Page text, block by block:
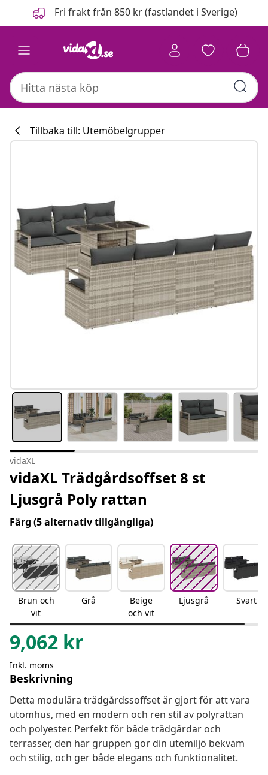
FöregåendeFri frakt från 850 kr (fastlandet i Sverige)
Tillbaka till: Utemöbelgrupper
vidaXL
vidaXL Trädgårdsoffset 8 st
Ljusgrå Poly rattan
Färg (5 alternativ tillgängliga)
Brun och
vit
Grå
Beige
och vit
Ljusgrå Svart
9,062 kr
Inkl. moms
Beskrivning
Detta modulära trädgårdssoffset är gjort för att vara
utomhus, med en modern och ren stil av polyrattan
och polyester. Perfekt för både trädgårdar och
terrasser, den här gruppen gör din utemiljö bekväm
och stilig, och ger både elegans och funktionalitet.